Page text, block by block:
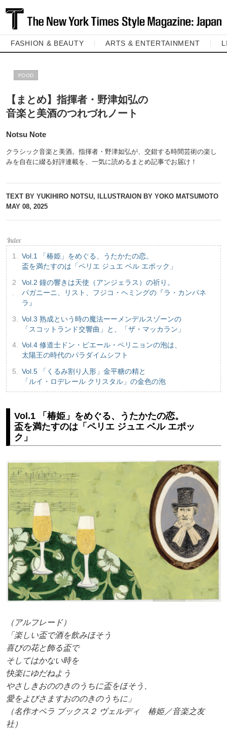
FASHION & BEAUTY ARTS & ENTERTAINMENT
FOOD
【まとめ】指揮者・野津如弘の
音楽と美酒のつれづれノート
Notsu Note
クラシック音楽と美酒。指揮者・野津如弘が、交錯する時間芸術の楽し
みを自在に綴る好評連載を、一気に読めるまとめ記事でお届け！
TEXT BY YUKIHIRO NOTSU, ILLUSTRAION BY YOKO MATSUMOTO
MAY 08, 2025
Vol.1 「椿姫」をめぐる、うたかたの恋。
盃を満たすのは「ペリエ ジュエ ベル エポック」
Vol.2 鐘の響きは天使（アンジェラス）の祈り。
パガニーニ、リスト、フジコ・ヘミングの『ラ・カンパネ
ラ』
Vol.3 熟成という時の魔法ーーメンデルスゾーンの
「スコットランド交響曲」と、「ザ・マッカラン」
Vol.4 修道士ドン・ピエール・ペリニョンの泡は、
太陽王の時代のパラダイムシフト
Vol.5 「くるみ割り人形」金平糖の精と
「ルイ・ロデレール クリスタル」の金色の泡
Vol.1 「椿姫」をめぐる、うたかたの恋。
盃を満たすのは「ペリエ ジュエ ベル エポッ
ク」
（アルフレード）
「楽しい盃で酒を飲みほそう
喜びの花と飾る盃で
そしてはかない時を
快楽にゆだねよう
やさしきおののきのうちに盃をほそう、
愛をよびさますおののきのうちに」
（名作オペラ ブックス２ ヴェルディ 椿姫／音楽之友
社）